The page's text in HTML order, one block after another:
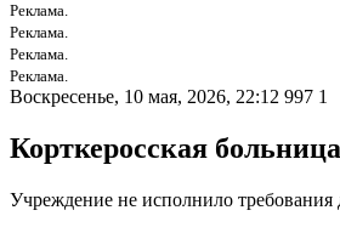
Реклама.
Реклама.
Реклама.
Реклама.
Воскресенье, 10 мая, 2026, 22:12 997 1
Корткеросская
Учреждение не исполнило требования